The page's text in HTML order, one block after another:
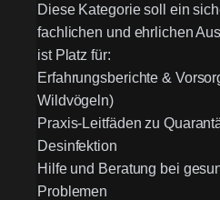
Diese Kategorie soll ein
fachlichen und ehrlichen
ist Platz für:
Erfahrungsberichte &
Wildvögeln)
Praxis-Leitfäden zu
Desinfektion
Hilfe und Beratung bei
Problemen